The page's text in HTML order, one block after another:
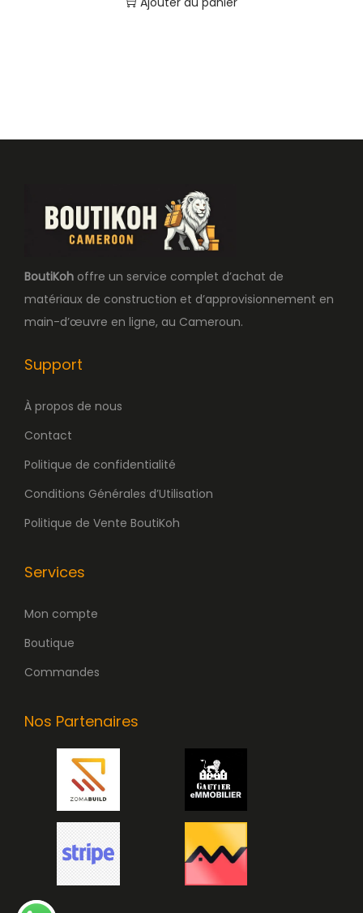
BoutiKoh offre un service complet d’achat de
matériaux de construction et d’approvisionnement en
main-d’œuvre en ligne, au Cameroun.
Support
À propos de nous
Contact
Politique de confidentialité
Conditions Générales d’Utilisation
Politique de Vente BoutiKoh
Services
Mon compte
Boutique
Commandes
Nos Partenaires